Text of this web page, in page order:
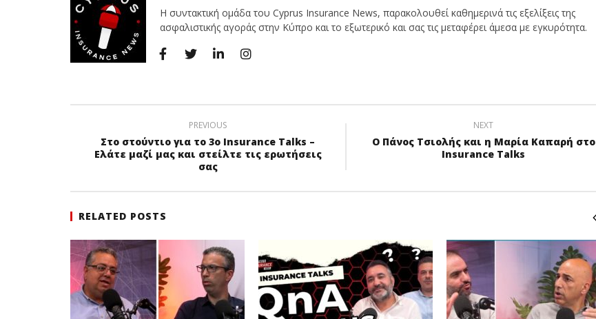
Η συντακτική ομάδα του Cyprus Insurance News, παρακολουθεί καθημερινά τις εξελίξεις της
ασφαλιστικής αγοράς στην Κύπρο και το εξωτερικό και σας τις μεταφέρει άμεσα με εγκυρότητα.
PREVIOUS
Στο στούντιο για το 3ο Insurance Talks –
Ελάτε μαζί μας και στείλτε τις ερωτήσεις
σας
NEXT
Ο Πάνος Τσιολής και η Μαρία Καπαρή στο
Insurance Talks
RELATED POSTS